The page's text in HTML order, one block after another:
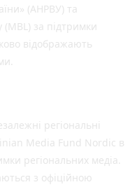
(АНРВУ) та
(MBL) за підтримки
відображають
регіональні
Media Fund Nordic в
регіональних медіа.
з офіційною